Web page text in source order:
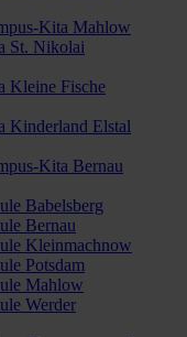
Kita Mahlow
St. Nikolai
Kleine Fische
Kinderland Elstal
Kita Bernau
Babelsberg
Bernau
Kleinmachnow
Potsdam
Mahlow
Werder